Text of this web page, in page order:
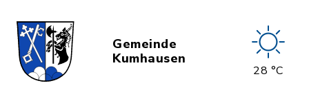
Gemeinde
Kumhausen
28 °C